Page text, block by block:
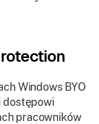
Windows BYO
dostępowi
pracowników